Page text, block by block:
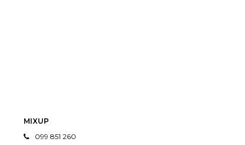
MIXUP
099 851 260